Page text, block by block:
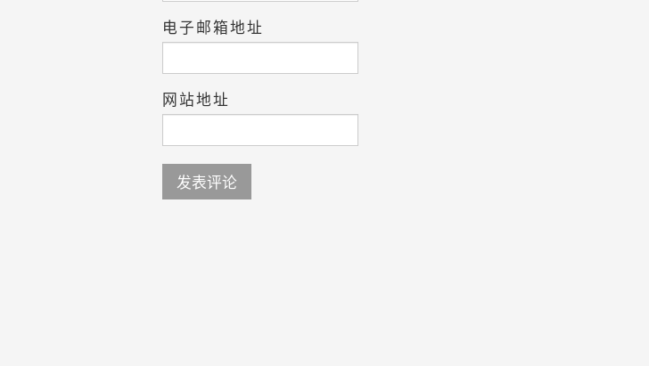
电子邮箱地址
网站地址